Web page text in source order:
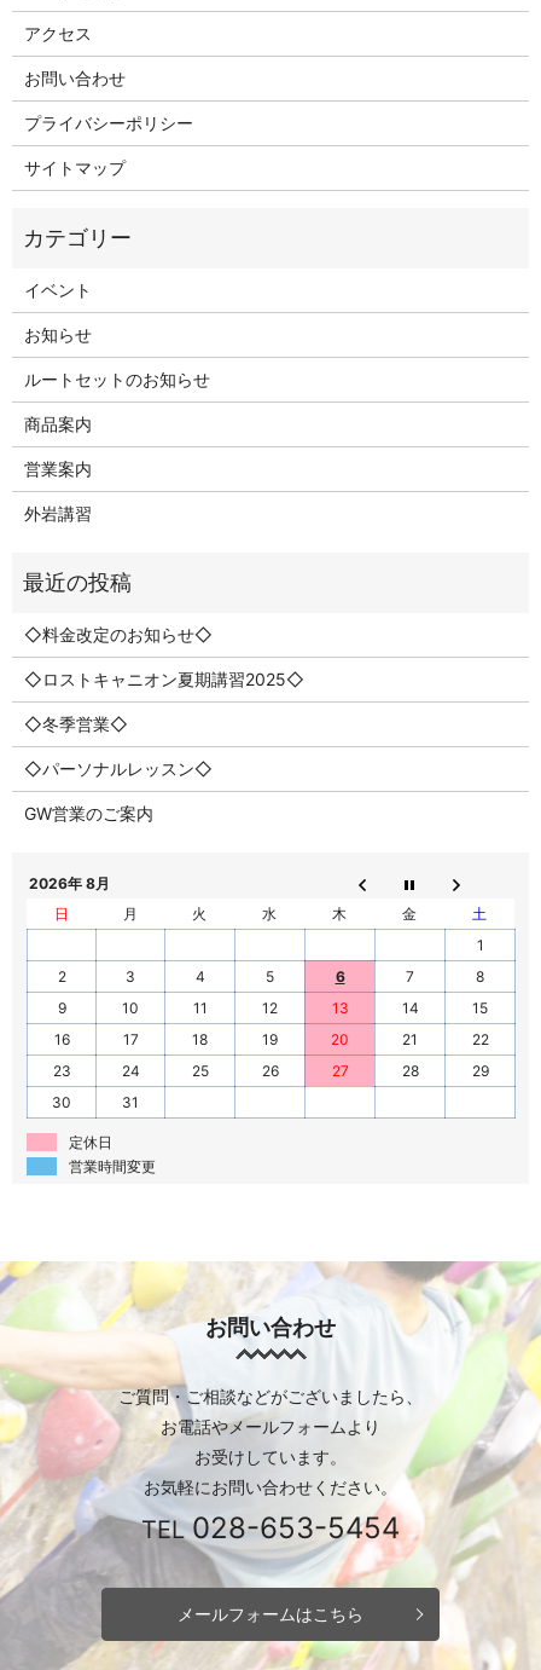
アクセス
お問い合わせ
プライバシーポリシー
サイトマップ
イベント
お知らせ
ルートセットのお知らせ
商品案内
営業案内
外岩講習
◇料金改定のお知らせ◇
◇ロストキャニオン夏期講習2025◇
◇冬季営業◇
◇パーソナルレッスン◇
GW営業のご案内
2026年 8月
日
月 火 水 木 金
土
1
2
3 4 5 6 7
8
9
10 11 12 13 14
15
16
17 18 19 20 21
22
23
24 25 26 27 28
29
30
31
定休日
営業時間変更
お問い合わせ
ご質問・ご相談などがございましたら、
お電話やメールフォームより
お受けしています。
お気軽にお問い合わせください。
TEL028-653-5454
メールフォームはこちら